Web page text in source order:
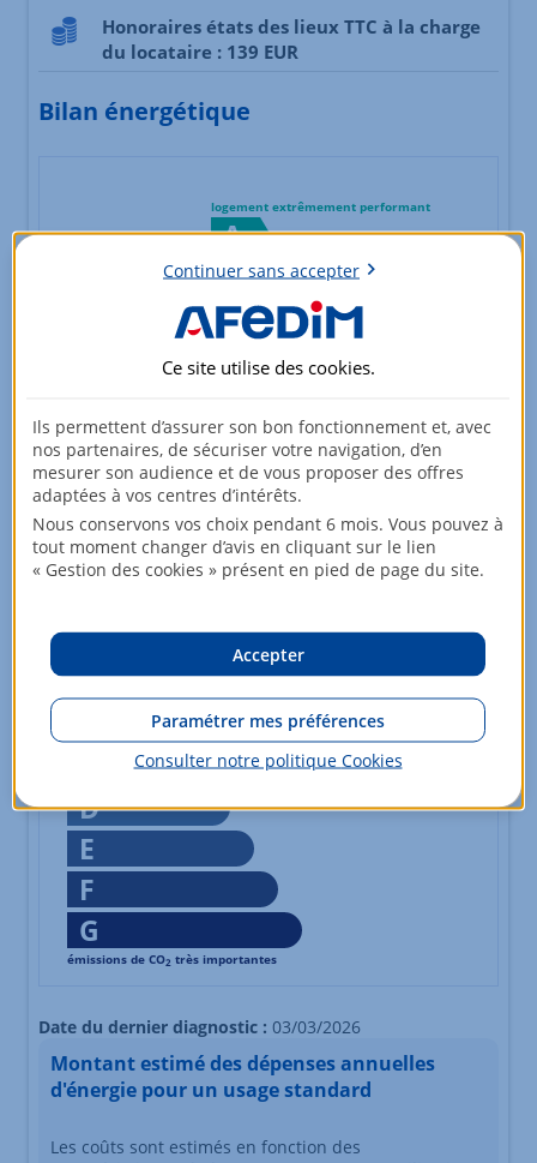
Honoraires états des lieux TTC à la charge
du locataire : 139 EUR
Bilan énergétique
logement extrêmement performant
A
B
C
18*
E
F
G
logement extrêmement peu performant
Échelle de performance énergétique s'étalant du niveau
B
C 18 kg CO2/m².an
D
E
F
G
émissions de CO2 très importantes
Date du dernier diagnostic : 03/03/2026
Montant estimé des dépenses annuelles
d'énergie pour un usage standard
Les coûts sont estimés en fonction des
Continuer sans accepter
Ce site utilise des cookies.
Ils permettent d’assurer son bon fonctionnement et, avec
nos partenaires, de sécuriser votre navigation, d’en
mesurer son audience et de vous proposer des offres
adaptées à vos centres d’intérêts.
Nous conservons vos choix pendant 6 mois. Vous pouvez à
tout moment changer d’avis en cliquant sur le lien
« Gestion des cookies » présent en pied de page du site.
Accepter
Paramétrer mes préférences
Consulter notre politique Cookies